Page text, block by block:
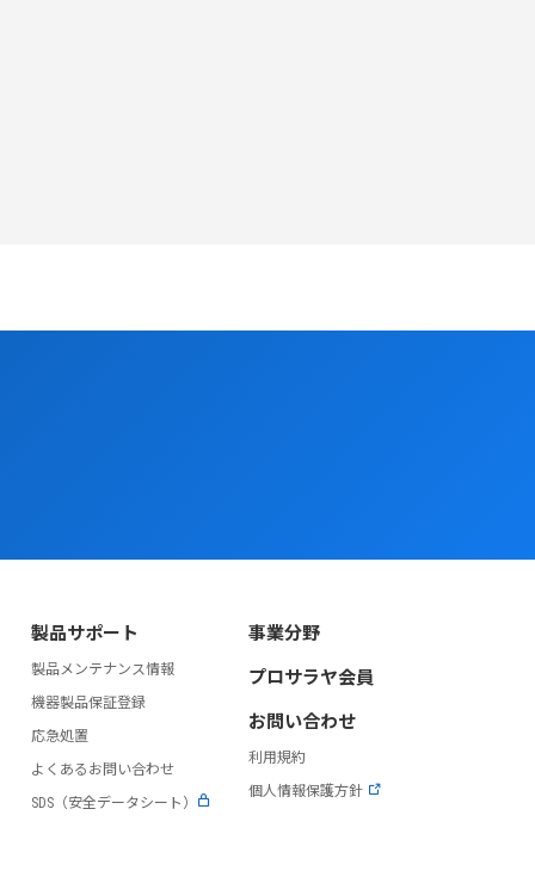
製品サポート
製品メンテナンス情報
機器製品保証登録
応急処置
よくあるお問い合わせ
SDS（安全データシート）
事業分野
プロサラヤ会員
お問い合わせ
利用規約
個人情報保護方針